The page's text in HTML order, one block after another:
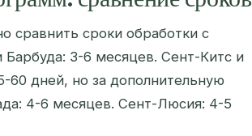
сравнить сроки обработки с
3-6 месяцев. Сент-Китс и
60 дней, но за дополнительную
4-6 месяцев. Сент-Люсия: 4-5